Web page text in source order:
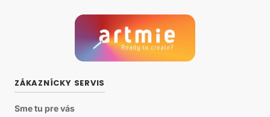
ZÁKAZNÍCKY SERVIS
Sme tu pre vás